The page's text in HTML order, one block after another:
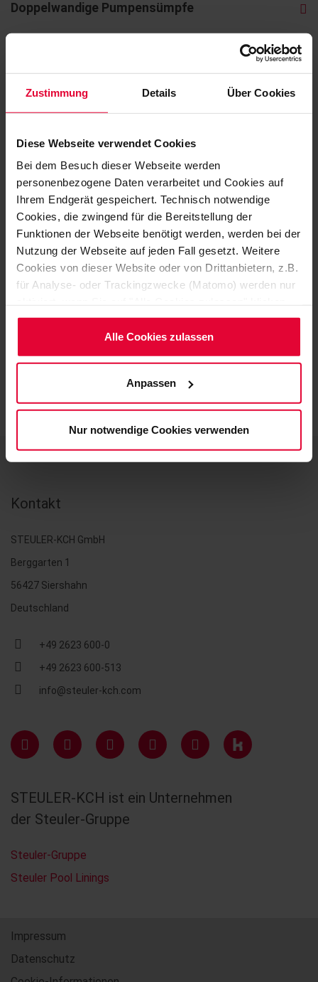
Zustimmung Details Über Cookies
Diese Webseite verwendet Cookies
Bei dem Besuch dieser Webseite werden
personenbezogene Daten verarbeitet und Cookies auf
Ihrem Endgerät gespeichert. Technisch notwendige
Cookies, die zwingend für die Bereitstellung der
Funktionen der Webseite benötigt werden, werden bei der
Nutzung der Webseite auf jeden Fall gesetzt. Weitere
Cookies von dieser Website oder von Drittanbietern, z.B.
für Analyse- oder Trackingzwecke (Matomo) werden nur
Möchten Sie dies nicht, klicken Sie bitte auf "Nur
notwendige Cookies verwenden". Mehr dazu
(einschließlich der Möglichkeit, die Einwilligungserklärung
Cookie-Hinweis(Link im Fuß der Website)
bzw. derDatenschutzerklärung.
Alle Cookies zulassen
Anpassen
Nur notwendige Cookies verwenden
Doppelwandige Pumpensümpfe
Rinnen und Kanäle
Kontakt
STEULER-KCH GmbH
Berggarten 1
56427 Siershahn
Deutschland
+49 2623 600-0
+49 2623 600-513
info@steuler-kch.com
STEULER-KCH ist ein Unternehmen
der Steuler-Gruppe
Steuler-Gruppe
Steuler Pool Linings
Impressum
Datenschutz